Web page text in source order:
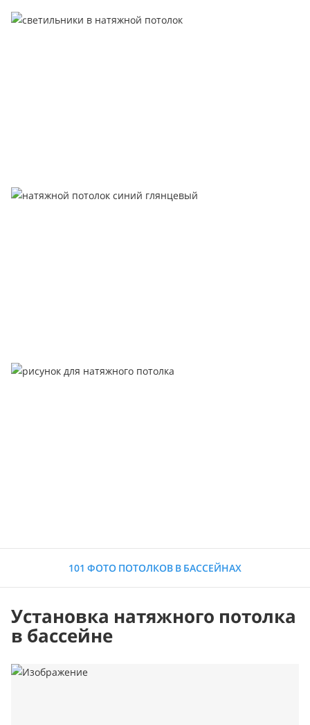
101 ФОТО ПОТОЛКОВ В БАССЕЙНАХ
Установка натяжного потолка
в бассейне